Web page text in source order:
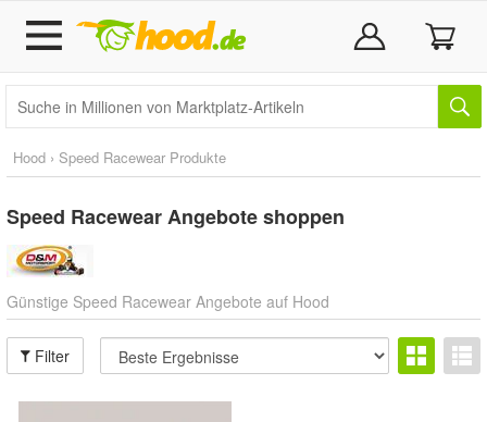
Hood › Speed Racewear Produkte
Speed RacewearAngebote shoppen
Günstige Speed Racewear Angebote auf Hood
Filter